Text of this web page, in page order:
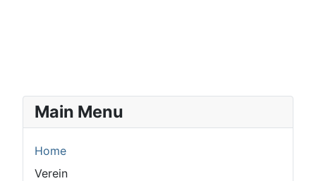
Main Menu
Home
Verein